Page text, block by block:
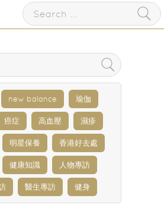
new balance 瑜伽
癌症 高血壓 濕疹
明星保養 香港好去處
健康知識 人物專訪
醫生專訪 健身